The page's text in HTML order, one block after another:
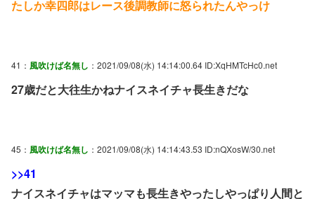
たしか幸四郎はレース後調教師に怒られたんやっけ
41： 風吹けば名無し ：2021/09/08(水) 14:14:00.64 ID:XqHMTcHc0.net
27歳だと大往生かねナイスネイチャ長生きだな
45： 風吹けば名無し ：2021/09/08(水) 14:14:43.53 ID:nQXosW/30.net
>>41
ナイスネイチャはマッマも長生きやったしやっぱり人間と